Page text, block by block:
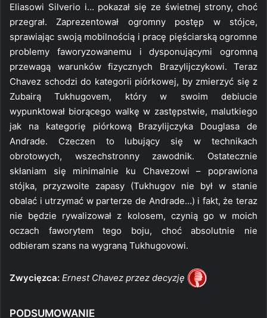
Eliasowi Silverio i… pokazał się ze świetnej strony, choć
przegrał. Zaprezentował ogromny postęp w stójce,
sprawiając swoją mobilnością i pracę pięściarską ogromne
problemy faworyzowanemu i dysponującymi ogromną
przewagą warunków fizycznych Brazylijczykowi. Teraz
Chavez schodzi do kategorii piórkowej, by zmierzyć się z
Zubairą Tukhugovem, który w swoim debiucie
wypunktował biorącego walkę w zastępstwie, malutkiego
jak na kategorię piórkową Brazylijczyka Douglasa de
Andrade. Czeczen to lubujący się w technikach
obrotowych, wszechstronny zawodnik. Ostatecznie
skłaniam się minimalnie ku Chavezowi – poprawiona
stójka, przyzwoite zapasy (Tukhugov nie był w stanie
obalać i utrzymać w parterze de Andrade…) i fakt, że teraz
nie będzie rywalizował z kolosem, czynią go w moich
oczach faworytem tego boju, choć absolutnie nie
odbieram szans na wygraną Tukhugovowi.
Zwycięzca: Ernest Chavez przez decyzję
PODSUMOWANIE